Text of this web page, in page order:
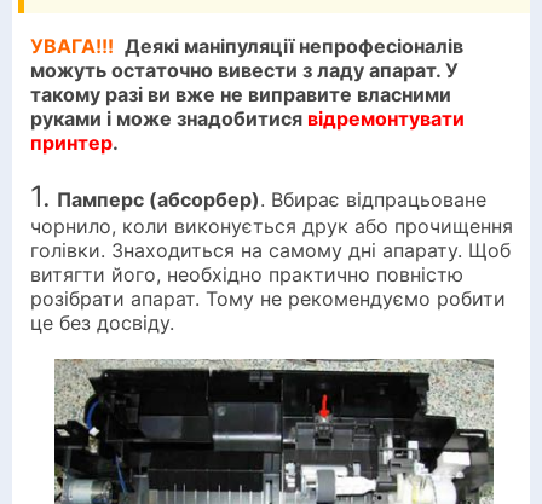
УВАГА!!! Деякі маніпуляції непрофесіоналів
можуть остаточно вивести з ладу апарат. У
такому разі ви вже не виправите власними
руками і може знадобитися відремонтувати
принтер.
1. Памперс (абсорбер). Вбирає відпрацьоване
чорнило, коли виконується друк або прочищення
голівки. Знаходиться на самому дні апарату. Щоб
витягти його, необхідно практично повністю
розібрати апарат. Тому не рекомендуємо робити
це без досвіду.